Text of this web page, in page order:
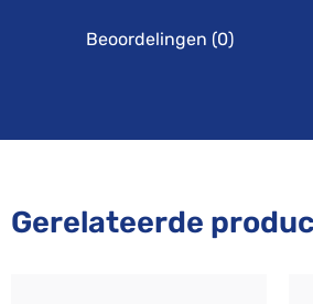
Beoordelingen (0)
Gerelateerde